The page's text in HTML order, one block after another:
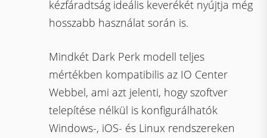
kézfáradtság ideális keverékét nyújtja még
hosszabb használat során is.
Mindkét Dark Perk modell teljes
mértékben kompatibilis az IO Center
Webbel, ami azt jelenti, hogy szoftver
telepítése nélkül is konfigurálhatók
Windows-, iOS- és Linux rendszereken